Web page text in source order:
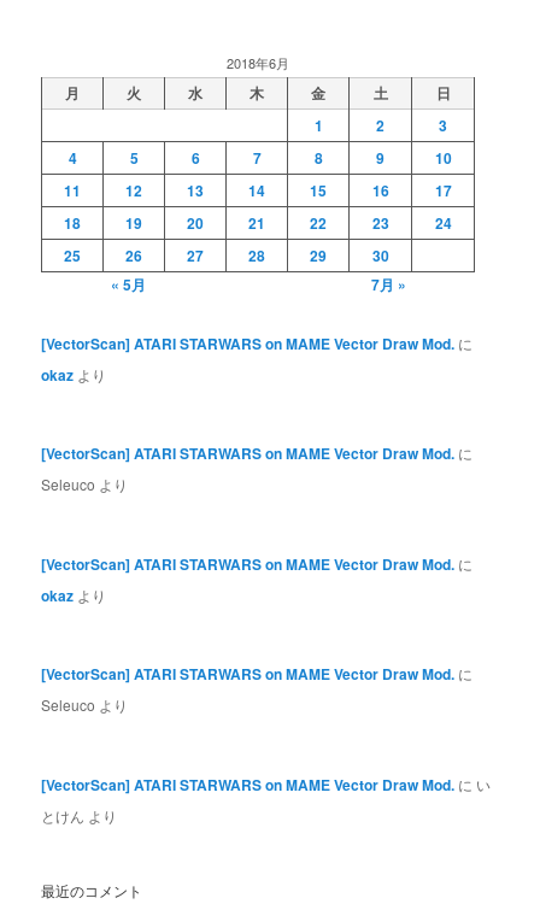
2018年6月
月 火 水 木 金 土
日
1
2
3
4
5 6 7 8 9
10
11
12 13 14 15 16
17
18
19 20 21 22 23
24
25
26 27 28 29
30
« 5月
7月 »
[VectorScan] ATARI STARWARS on MAME Vector Draw Mod. に
okaz より
[VectorScan] ATARI STARWARS on MAME Vector Draw Mod. に
Seleuco より
[VectorScan] ATARI STARWARS on MAME Vector Draw Mod. に
okaz より
[VectorScan] ATARI STARWARS on MAME Vector Draw Mod. に
Seleuco より
[VectorScan] ATARI STARWARS on MAME Vector Draw Mod. に い
とけん より
最近のコメント